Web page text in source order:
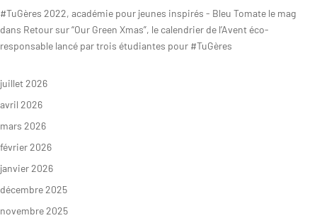
#TuGères 2022, académie pour jeunes inspirés - Bleu Tomate le mag
dans Retour sur “Our Green Xmas”, le calendrier de l’Avent éco-
responsable lancé par trois étudiantes pour #TuGères
juillet 2026
avril 2026
mars 2026
février 2026
janvier 2026
décembre 2025
novembre 2025